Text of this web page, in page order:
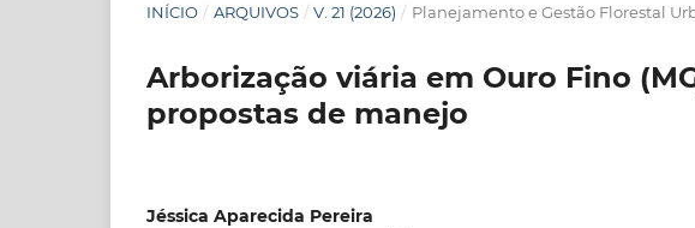
INÍCIO / ARQUIVOS / V. 21 (2026) / Planejamento e Gestão Florestal
Arborização viária em Ouro Fino
propostas de manejo
Jéssica Aparecida Pereira